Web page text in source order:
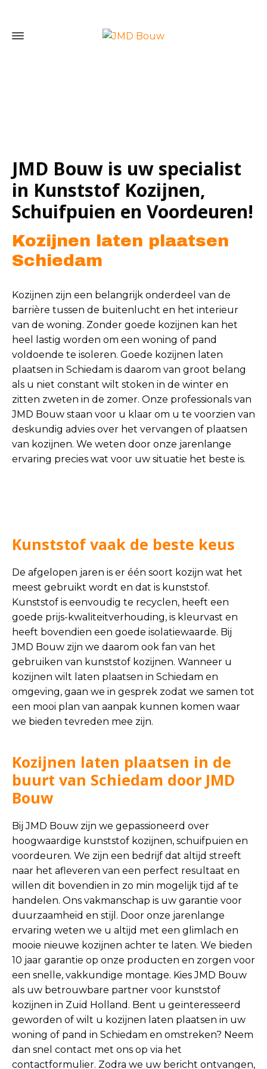
JMD Bouw is uw specialist
in Kunststof Kozijnen,
Schuifpuien en Voordeuren!
Kozijnen laten plaatsen
Schiedam
Kozijnen zijn een belangrijk onderdeel van de
barrière tussen de buitenlucht en het interieur
van de woning. Zonder goede kozijnen kan het
heel lastig worden om een woning of pand
voldoende te isoleren. Goede kozijnen laten
plaatsen in Schiedam is daarom van groot belang
als u niet constant wilt stoken in de winter en
zitten zweten in de zomer. Onze professionals van
JMD Bouw staan voor u klaar om u te voorzien van
deskundig advies over het vervangen of plaatsen
van kozijnen. We weten door onze jarenlange
ervaring precies wat voor uw situatie het beste is.
Kunststof vaak de beste keus
De afgelopen jaren is er één soort kozijn wat het
meest gebruikt wordt en dat is kunststof.
Kunststof is eenvoudig te recyclen, heeft een
goede prijs-kwaliteitverhouding, is kleurvast en
heeft bovendien een goede isolatiewaarde. Bij
JMD Bouw zijn we daarom ook fan van het
gebruiken van kunststof kozijnen. Wanneer u
kozijnen wilt laten plaatsen in Schiedam en
omgeving, gaan we in gesprek zodat we samen tot
een mooi plan van aanpak kunnen komen waar
we bieden tevreden mee zijn.
Kozijnen laten plaatsen in de
buurt van Schiedam door JMD
Bouw
Bij JMD Bouw zijn we gepassioneerd over
hoogwaardige kunststof kozijnen, schuifpuien en
voordeuren. We zijn een bedrijf dat altijd streeft
naar het afleveren van een perfect resultaat en
willen dit bovendien in zo min mogelijk tijd af te
handelen. Ons vakmanschap is uw garantie voor
duurzaamheid en stijl. Door onze jarenlange
ervaring weten we u altijd met een glimlach en
mooie nieuwe kozijnen achter te laten. We bieden
10 jaar garantie op onze producten en zorgen voor
een snelle, vakkundige montage. Kies JMD Bouw
als uw betrouwbare partner voor kunststof
kozijnen in Zuid Holland. Bent u geïnteresseerd
geworden of wilt u kozijnen laten plaatsen in uw
woning of pand in Schiedam en omstreken? Neem
dan snel contact met ons op via het
contactformulier. Zodra we uw bericht ontvangen,